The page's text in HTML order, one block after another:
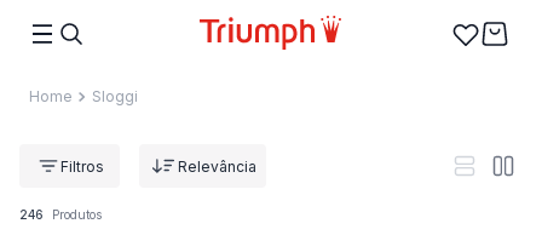
Sloggi
Relevância
246 Produtos